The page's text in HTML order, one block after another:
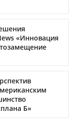
«Инновация
Б»